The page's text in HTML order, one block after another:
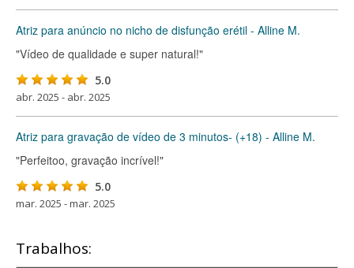
Atriz para anúncio no nicho de disfunção erétil - Alline M.
"Vídeo de qualidade e super natural!"
5.0
abr. 2025 - abr. 2025
Atriz para gravação de vídeo de 3 minutos- (+18) - Alline M.
"Perfeitoo, gravação incrível!"
5.0
mar. 2025 - mar. 2025
Trabalhos: